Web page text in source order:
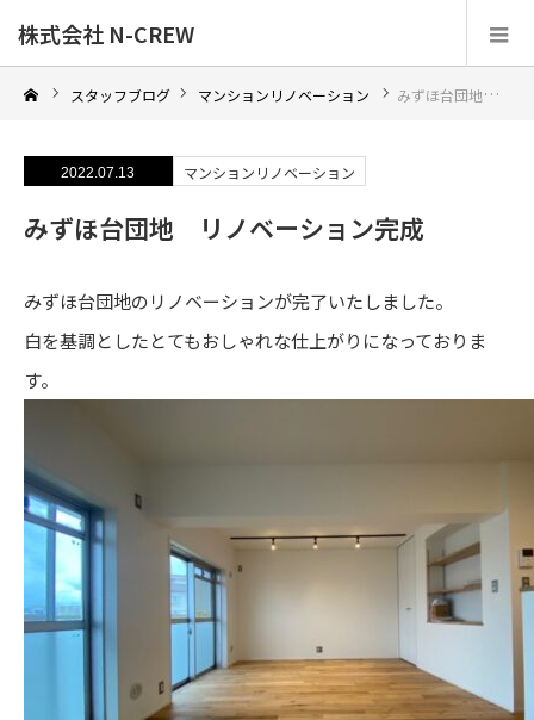
株式会社 N-CREW
スタッフブログ マンションリノベーション みずほ台団地 リノベーション完成
2022.07.13 マンションリノベーション
みずほ台団地 リノベーション完成
みずほ台団地のリノベーションが完了いたしました。
白を基調としたとてもおしゃれな仕上がりになっておりま
す。